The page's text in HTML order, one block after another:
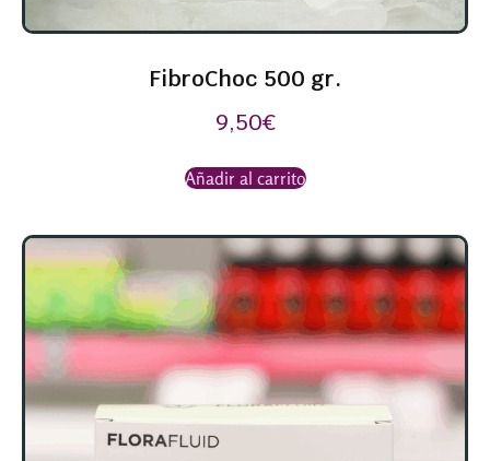
FibroChoc 500 gr.
9,50€
Añadir al carrito